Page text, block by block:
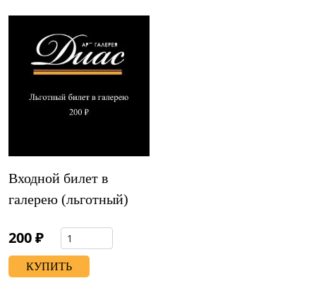
Входной билет в
галерею (льготный)
200 ₽
КУПИТЬ